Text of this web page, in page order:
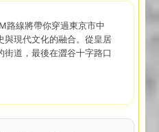
路線將帶你穿過東京市中
與現代文化的融合。從皇居
道，最後在澀谷十字路口